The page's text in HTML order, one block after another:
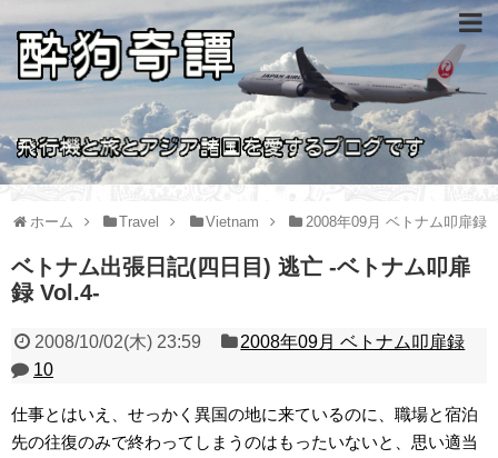
ホーム Travel Vietnam 2008年09月 ベトナム叩扉録
ベトナム出張日記(四日目) 逃亡 -ベトナム叩扉
録 Vol.4-
2008/10/02(木) 23:59
2008年09月 ベトナム叩扉録
10
仕事とはいえ、せっかく異国の地に来ているのに、職場と宿泊
先の往復のみで終わってしまうのはもったいないと、思い適当